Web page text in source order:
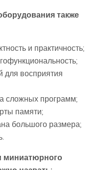
также
и практичность;
для восприятия
сложных программ;
памяти;
большого размера;
миниатюрного